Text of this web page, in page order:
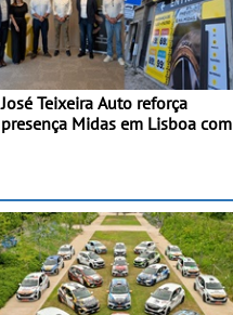
José Teixeira Auto reforça
presença Midas em Lisboa com